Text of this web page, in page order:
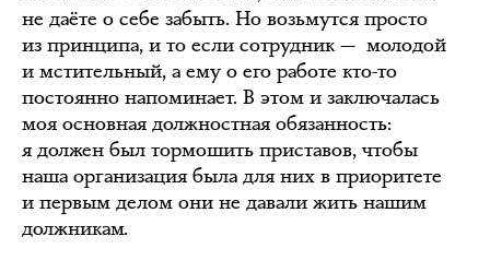
не даёте о себе забыть. Но возьмутся просто
из принципа, и то если сотрудник — молодой
и мстительный, а ему о его работе кто-то
постоянно напоминает. В этом и заключалась
моя основная должностная обязанность:
я должен был тормошить приставов, чтобы
наша организация была для них в приоритете
и первым делом они не давали жить нашим
должникам.